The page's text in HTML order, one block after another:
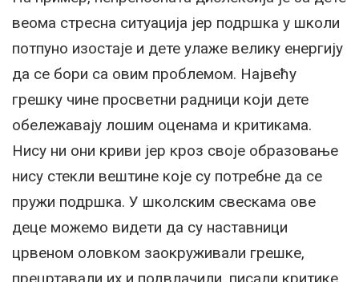
веома стресна ситуација јер подршка у школи
потпуно изостаје и дете улаже велику енергију
да се бори са овим проблемом. Највећу
грешку чине просветни радници који дете
обележавају лошим оценама и критикама.
Нису ни они криви јер кроз своје образовање
нису стекли вештине које су потребне да се
пружи подршка. У школским свескама ове
деце можемо видети да су наставници
црвеном оловком заокруживали грешке,